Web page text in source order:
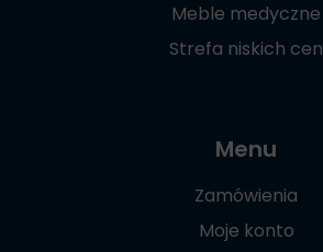
Meble medyczne
Strefa niskich cen
Menu
Zamówienia
Moje konto